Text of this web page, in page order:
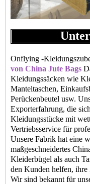
Onflying -
von China Jute Bags
Kleidungssäcken wie
Manteltaschen,
Perückenbeutel usw.
Exporterfahrung, die
Kleidungsstücke mit
Vertriebsservice für
Unsere Fabrik hat eine
maßgeschneidertes
Kleiderbügel als auch
den Kunden helfen, ihre
Wir sind bekannt für